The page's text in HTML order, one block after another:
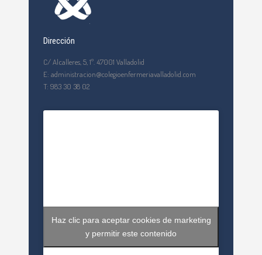
Dirección
C/ Alcalleres, 5, 1º. 47001 Valladolid
E: administracion@colegioenfermeriavalladolid.com
T: 983 30 38 02
Haz clic para aceptar cookies de marketing
y permitir este contenido